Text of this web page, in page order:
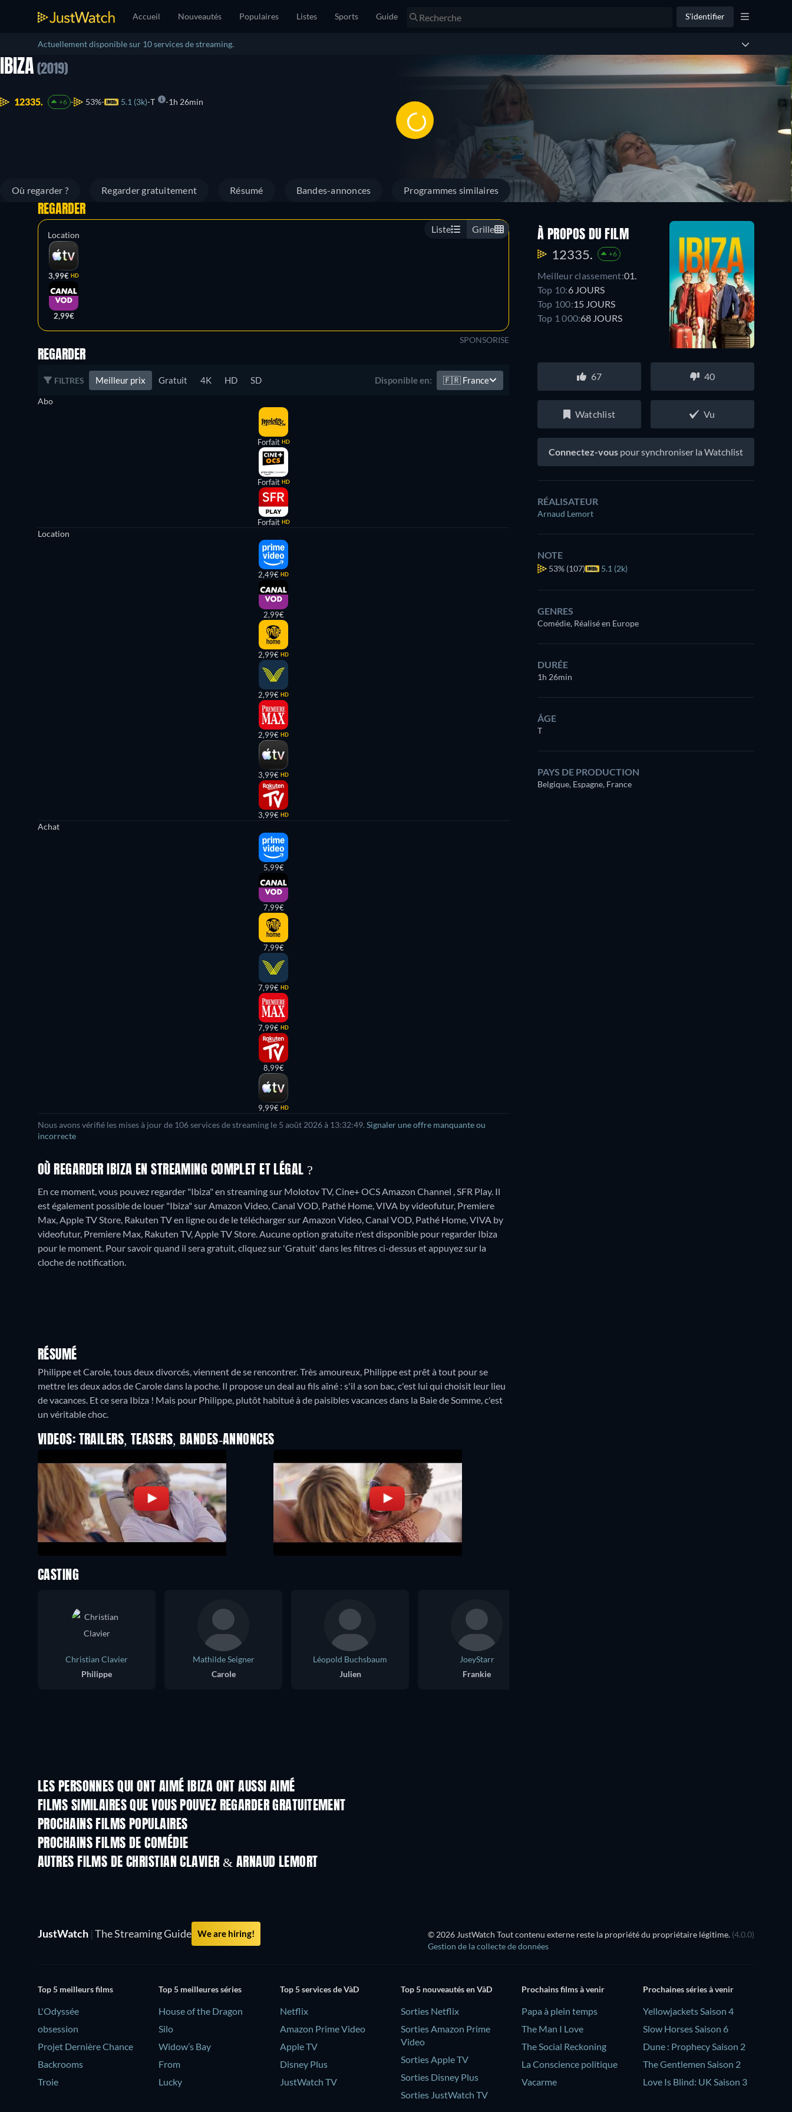
Accueil Nouveautés Populaires Listes Sports Guide S'identifier
Actuellement disponible sur 10 services de streaming.
IBIZA (2019)
12335. +6 53% 5.1 (3k) T 1h 26min
Où regarder ? Regarder gratuitement Résumé Bandes-annonces Programmes similaires
Liste Grille
REGARDER
Location
3,99€ HD
2,99€
SPONSORISE
REGARDER
FILTRES Meilleur prix Gratuit 4K HD SD Disponible en: 🇫🇷 France
Abo
Forfait HD
Forfait HD
Forfait HD
Location
2,49€ HD
2,99€
2,99€ HD
2,99€ HD
2,99€ HD
3,99€ HD
3,99€ HD
Achat
5,99€
7,99€
7,99€
7,99€ HD
7,99€ HD
8,99€
9,99€ HD
Nous avons vérifié les mises à jour de 106services de streaming le 5 août 2026à 13:32:49. Signaler une offre manquante ou
incorrecte
OÙ REGARDER IBIZA EN STREAMING COMPLET ET LÉGAL ?
En ce moment, vous pouvez regarder "Ibiza" en streaming sur Molotov TV, Cine+ OCS Amazon Channel , SFR Play. Il
est également possible de louer "Ibiza" sur Amazon Video, Canal VOD, Pathé Home, VIVA by videofutur, Premiere
Max, Apple TV Store, Rakuten TV en ligne ou de le télécharger sur Amazon Video, Canal VOD, Pathé Home, VIVA by
videofutur, Premiere Max, Rakuten TV, Apple TV Store.Aucune option gratuite n'est disponible pour regarder Ibiza
pour le moment. Pour savoir quand il sera gratuit, cliquez sur 'Gratuit' dans les filtres ci-dessus et appuyez sur la
cloche de notification.
RÉSUMÉ
Philippe et Carole, tous deux divorcés, viennent de se rencontrer. Très amoureux, Philippe est prêt à tout pour se
mettre les deux ados de Carole dans la poche. Il propose un deal au fils aîné : s'il a son bac, c'est lui qui choisit leur lieu
de vacances. Et ce sera Ibiza ! Mais pour Philippe, plutôt habitué à de paisibles vacances dans la Baie de Somme, c'est
un véritable choc.
VIDEOS: TRAILERS, TEASERS, BANDES-ANNONCES
À PROPOS DU FILM
12335. +6
Meilleur classement:01.
Top 10:6 JOURS
Top 100:15 JOURS
Top 1 000:68 JOURS
67 40
Watchlist Vu
Connectez-vous pour synchroniser la Watchlist
RÉALISATEUR
Arnaud Lemort
NOTE
53% (107) 5.1 (2k)
GENRES
Comédie, Réalisé en Europe
DURÉE
1h 26min
ÂGE
T
PAYS DE PRODUCTION
Belgique, Espagne, France
CASTING
Christian Clavier
Philippe
Mathilde Seigner
Carole
Léopold Buchsbaum
Julien
JoeyStarr
Frankie
LES PERSONNES QUI ONT AIMÉ IBIZA ONT AUSSI AIMÉ
FILMS SIMILAIRES QUE VOUS POUVEZ REGARDER GRATUITEMENT
PROCHAINS FILMS POPULAIRES
PROCHAINS FILMS DE COMÉDIE
AUTRES FILMS DE CHRISTIAN CLAVIER & ARNAUD LEMORT
JustWatch | The Streaming Guide We are hiring! © 2026 JustWatch Tout contenu externe reste la propriété du propriétaire légitime. (4.0.0)
Gestion de la collecte de données
Top 5 meilleurs films
L'Odyssée
obsession
Projet Dernière Chance
Backrooms
Troie
Top 5 meilleures séries
House of the Dragon
Silo
Widow’s Bay
From
Lucky
Top 5 services de VàD
Netflix
Amazon Prime Video
Apple TV
Disney Plus
JustWatch TV
Top 5 nouveautés en VàD
Sorties Netflix
Sorties Amazon Prime
Video
Sorties Apple TV
Sorties Disney Plus
Sorties JustWatch TV
Prochains films à venir
‎Papa à plein temps
The Man I Love
The Social Reckoning
La Conscience politique
Vacarme
Prochaines séries à venir
Yellowjackets Saison 4
Slow Horses Saison 6
Dune : Prophecy Saison 2
The Gentlemen Saison 2
Love Is Blind: UK Saison 3